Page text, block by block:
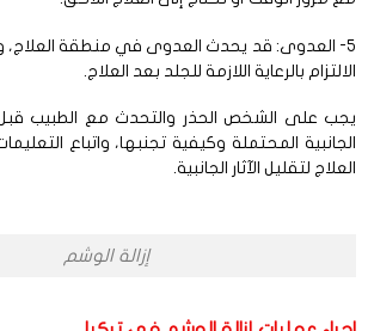
5- العدوى: قد يحدث العدوى في منطقة العلاج،
بالرعاية اللازمة للجلد بعد العلاج.
على الشخص الحذر والتحدث مع الطبيب قبل
المحتملة وكيفية تجنبها، واتباع التعليمات
لتقليل الآثار الجانبية.
إزالة الوشم